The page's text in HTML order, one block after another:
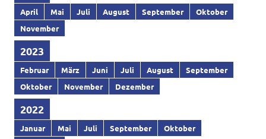
April Mai Juli August September
Oktober
November
2023
Februar März Juni Juli August
September
Oktober
November Dezember
2022
Januar Mai Juli September
Oktober